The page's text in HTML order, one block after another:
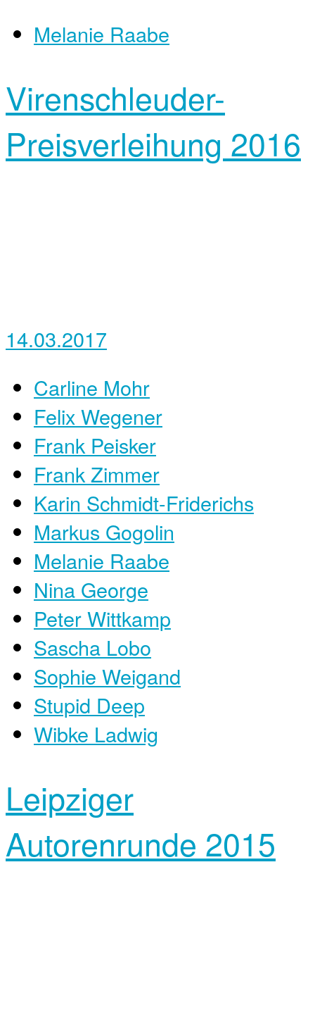
Melanie Raabe
Virenschleuder-
Preisverleihung 2016
14.03.2017
Carline Mohr
Felix Wegener
Frank Peisker
Frank Zimmer
Karin Schmidt-Friderichs
Markus Gogolin
Melanie Raabe
Nina George
Peter Wittkamp
Sascha Lobo
Sophie Weigand
Stupid Deep
Wibke Ladwig
Leipziger
Autorenrunde 2015